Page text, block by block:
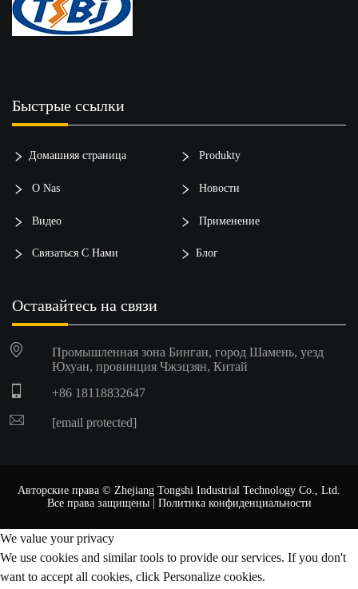
Быстрые ссылки
Домашняя страница Produkty
O Nas Новости
Видео Применение
Связаться С Нами Блог
Оставайтесь на связи
Промышленная зона Бинган, город Шамень, уезд
Юхуан, провинция Чжэцзян, Китай
+86 18118832647
[email protected]
Авторские права © Zhejiang Tongshi Industrial Technology Co., Ltd.
Все права защищены | Политика конфиденциальности
We value your privacy
We use cookies and similar tools to provide our services. If you don't
want to accept all cookies, click Personalize cookies.